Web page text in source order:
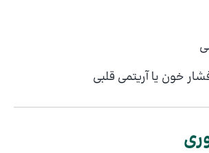
خون یا آریتمی قلبی